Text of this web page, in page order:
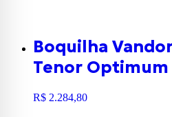
Boquilha
Tenor Optimum
R$ 2.284,80